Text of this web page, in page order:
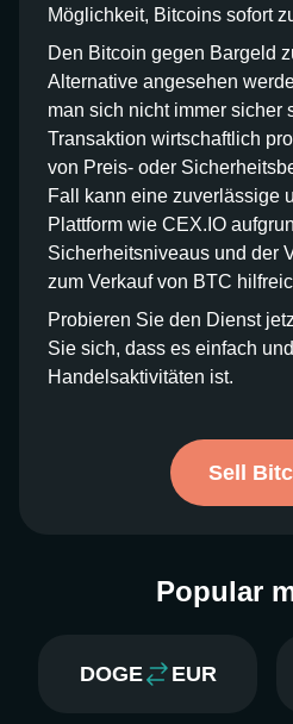
Möglichkeit, Bitcoins sofort
Den Bitcoin gegen Bargeld
Alternative angesehen
man sich nicht immer sicher
Transaktion wirtschaftlich
von Preis- oder
Fall kann eine zuverlässige
Plattform wie CEX.IO
Sicherheitsniveaus und der
zum Verkauf von BTC
Probieren Sie den Dienst
Sie sich, dass es einfach
Handelsaktivitäten ist.
Sell
Popular
DOGE EUR